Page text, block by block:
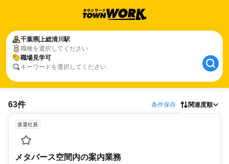
千葉県上総清川駅
職種を選択してください
職場見学可
キーワードを選択してください
63件 条件保存 関連度順
派遣社員
メタバース空間内の案内業務